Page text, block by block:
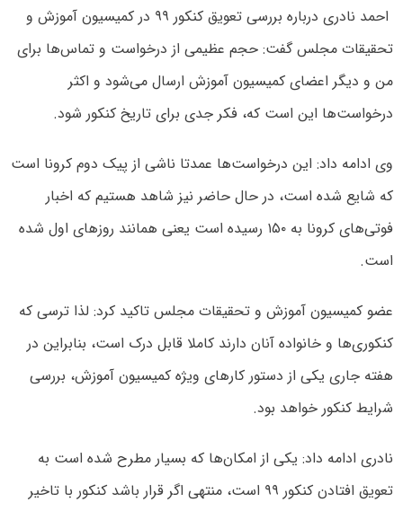
احمد نادری درباره بررسی تعویق کنکور ۹۹ در کمیسیون آموزش و
تحقیقات مجلس گفت: حجم عظیمی از درخواست و تماس‌ها برای
من و دیگر اعضای کمیسیون آموزش ارسال می‌شود و اکثر
درخواست‌ها این است که، فکر جدی برای تاریخ کنکور شود.
وی ادامه داد: این درخواست‌ها عمدتا ناشی از پیک دوم کرونا است
که شایع شده است، در حال حاضر نیز شاهد هستیم که اخبار
فوتی‌های کرونا به ۱۵۰ رسیده است یعنی همانند روز‌های اول شده
است.
عضو کمیسیون آموزش و تحقیقات مجلس تاکید کرد: لذا ترسی که
کنکوری‌ها و خانواده آنان دارند کاملا قابل درک است، بنابراین در
هفته جاری یکی از دستور کار‌های ویژه کمیسیون آموزش، بررسی
شرایط کنکور خواهد بود.
نادری ادامه داد: یکی از امکان‌ها که بسیار مطرح شده است به
تعویق افتادن کنکور ۹۹ است، منتهی اگر قرار باشد کنکور با تاخیر